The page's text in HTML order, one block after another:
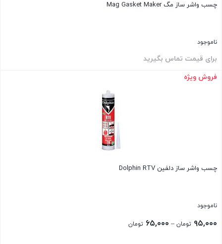
چسب واشر ساز مگ Mag Gasket Maker
ناموجود
برای قیمت تماس بگیرید
بستن
فروش ویژه
چسب واشر ساز دلفین Dolphin RTV
ناموجود
۹۵,۰۰۰ تومان – ۶۵,۰۰۰ تومان